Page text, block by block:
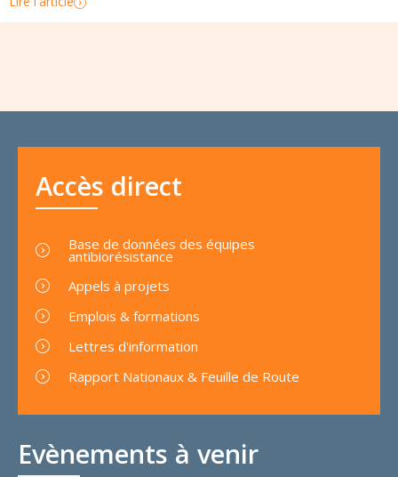
Evènements à venir
Accès direct
Base de données des équipes
antibiorésistance
Appels à projets
Emplois & formations
Lettres d'information
Rapport Nationaux & Feuille de Route